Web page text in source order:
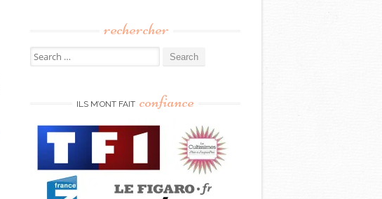
rechercher
Search
for:
ILS M’ONT FAIT confiance